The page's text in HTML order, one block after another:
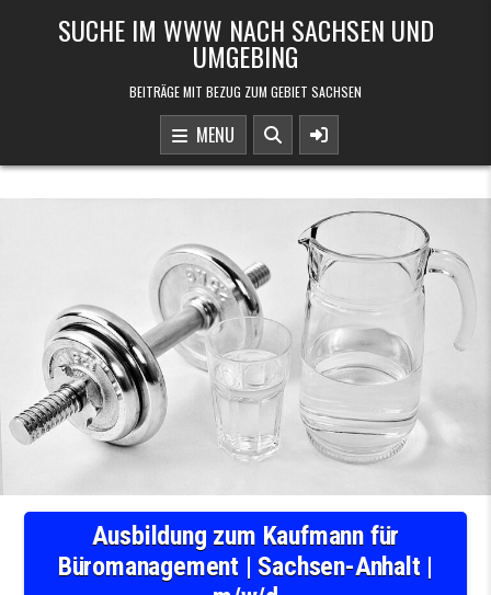
SUCHE IM WWW NACH SACHSEN UND
UMGEBING
BEITRÄGE MIT BEZUG ZUM GEBIET SACHSEN
MENU
Ausbildung zum Kaufmann für
Büromanagement | Sachsen-Anhalt |